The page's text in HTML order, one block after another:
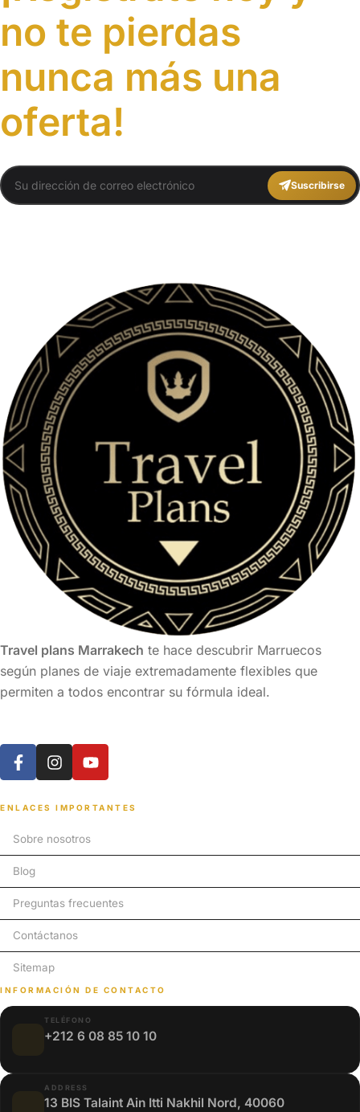
no te pierdas
nunca más una
oferta!
Suscribirse
Travel plans Marrakech te hace descubrir Marruecos
según planes de viaje extremadamente flexibles que
permiten a todos encontrar su fórmula ideal.
ENLACES IMPORTANTES
Sobre nosotros
Blog
Preguntas frecuentes
Contáctanos
Sitemap
INFORMACIÓN DE CONTACTO
TELÉFONO
+212 6 08 85 10 10
ADDRESS
13 BIS Talaint Ain Itti Nakhil Nord, 40060